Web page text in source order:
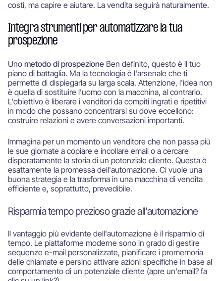
costi, ma capire e aiutare. La vendita seguirà naturalmente.
Integra strumenti per automatizzare la tua
prospezione
Uno metodo di prospezione Ben definito, questo è il tuo
piano di battaglia. Ma la tecnologia è l'arsenale che ti
permette di dispiegarla su larga scala. Attenzione, l'idea non
è quella di sostituire l'uomo con la macchina, al contrario.
L'obiettivo è liberare i venditori da compiti ingrati e ripetitivi
in modo che possano concentrarsi su dove eccellono:
costruire relazioni e avere conversazioni importanti.
Immagina per un momento un venditore che non passa più
le sue giornate a copiare e incollare email o a cercare
disperatamente la storia di un potenziale cliente. Questa è
esattamente la promessa dell'automazione. Ci vuole una
buona strategia e la trasforma in una macchina di vendita
efficiente e, soprattutto, prevedibile.
Risparmia tempo prezioso grazie all'automazione
Il vantaggio più evidente dell'automazione è il risparmio di
tempo. Le piattaforme moderne sono in grado di gestire
sequenze e-mail personalizzate, pianificare i promemoria
delle chiamate e persino attivare azioni specifiche in base al
comportamento di un potenziale cliente (apre un'email? fa